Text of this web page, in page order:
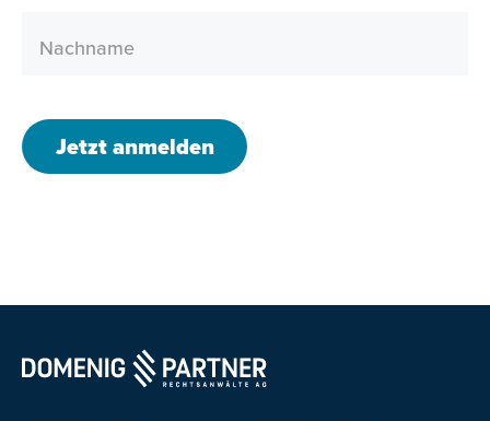
Nachname
Jetzt anmelden